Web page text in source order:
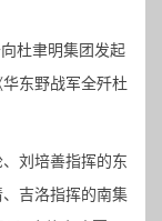
杜聿明集团发起
东野战军全歼杜
刘培善指挥的东
吉洛指挥的南集